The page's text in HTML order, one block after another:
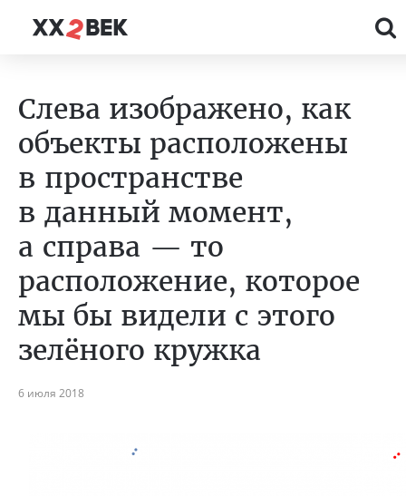
Слева изображено, как
объекты расположены
в пространстве
в данный момент,
а справа — то
расположение, которое
мы бы видели с этого
зелёного кружка
6 июля 2018